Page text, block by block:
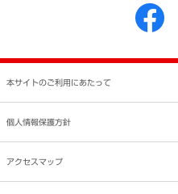
反社会的勢力に対する基本方針
書面による個人情報の開示等の請求の
本サイトのご利用にあたって
個人情報保護方針
アクセスマップ